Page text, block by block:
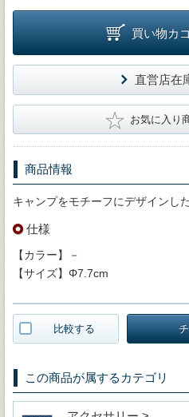
買い物カ
直営店在
★ お気に入り
商品情報
キャンプをモチーフにデザインし
仕様
【カラー】－
【サイズ】Φ7.7cm
比較する
この商品が属するカテゴリ